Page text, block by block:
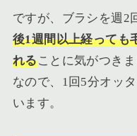
ですが、ブラシを週2
後1週間以上経っても
れることに気がつきま
なので、1回5分オッ
います。